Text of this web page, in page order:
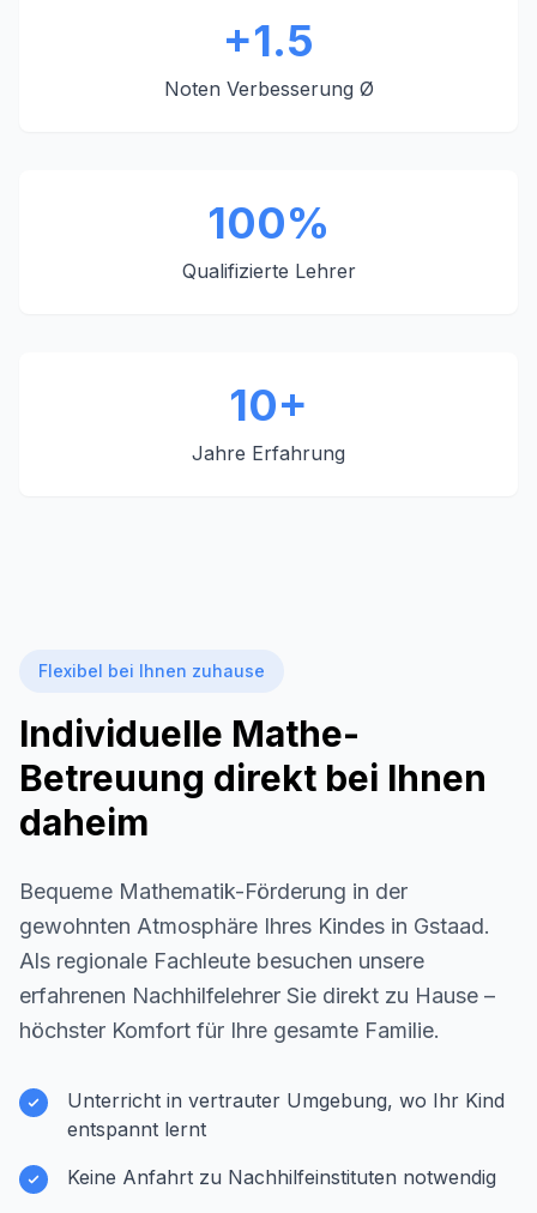
+1.5
Noten Verbesserung Ø
100%
Qualifizierte Lehrer
10+
Jahre Erfahrung
Flexibel bei Ihnen zuhause
Individuelle Mathe-
Betreuung direkt bei Ihnen
daheim
Bequeme Mathematik-Förderung in der
gewohnten Atmosphäre Ihres Kindes in Gstaad.
Als regionale Fachleute besuchen unsere
erfahrenen Nachhilfelehrer Sie direkt zu Hause –
höchster Komfort für Ihre gesamte Familie.
Unterricht in vertrauter Umgebung, wo Ihr Kind
entspannt lernt
Keine Anfahrt zu Nachhilfeinstituten notwendig